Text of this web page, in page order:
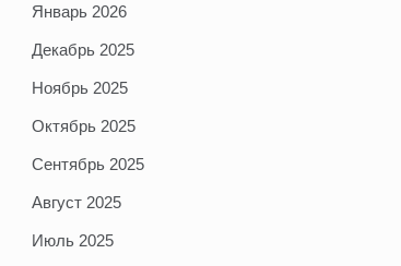
Январь 2026
Декабрь 2025
Ноябрь 2025
Октябрь 2025
Сентябрь 2025
Август 2025
Июль 2025